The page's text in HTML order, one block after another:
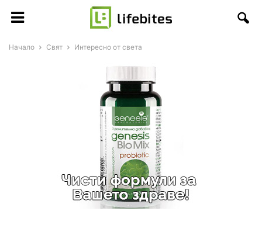
Начало Свят Интересно от света